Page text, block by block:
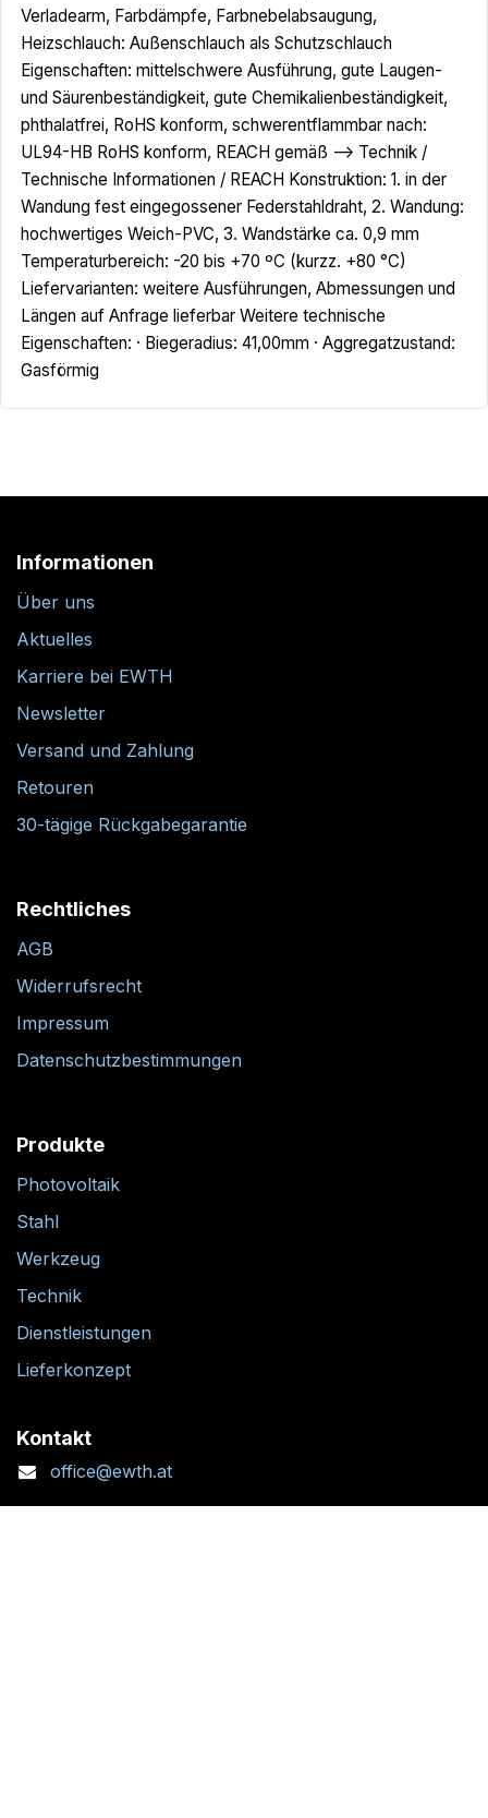
Verladearm, Farbdämpfe, Farbnebelabsaugung,
Heizschlauch: Außenschlauch als Schutzschlauch
Eigenschaften: mittelschwere Ausführung, gute Laugen-
und Säurenbeständigkeit, gute Chemikalienbeständigkeit,
phthalatfrei, RoHS konform, schwerentflammbar nach:
UL94-HB RoHS konform, REACH gemäß --> Technik /
Technische Informationen / REACH Konstruktion: 1. in der
Wandung fest eingegossener Federstahldraht, 2. Wandung:
hochwertiges Weich-PVC, 3. Wandstärke ca. 0,9 mm
Temperaturbereich: -20 bis +70 ºC (kurzz. +80 °C)
Liefervarianten: weitere Ausführungen, Abmessungen und
Längen auf Anfrage lieferbar Weitere technische
Eigenschaften: · Biegeradius: 41,00mm · Aggregatzustand:
Gasförmig
Informationen
Über uns
Aktuelles
Karriere bei EWTH
Newsletter
Versand und Zahlung
Retouren
30-tägige Rückgabegarantie
Rechtliches
AGB
Widerrufsrecht
Impressum
Datenschutzbestimmungen
Produkte
Photovoltaik
Stahl
Werkzeug
Technik
Dienstleistungen
Lieferkonzept
Kontakt
office@ewth.at